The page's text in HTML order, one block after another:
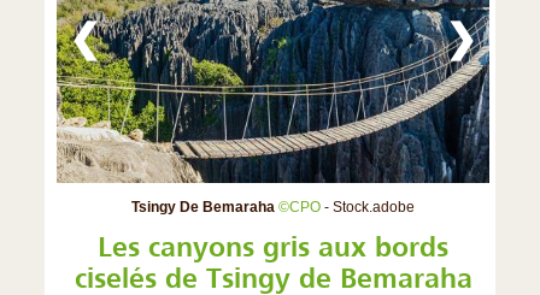
Tsingy De Bemaraha ©CPO - Stock.adobe
❮ ❯
Les canyons gris aux bords
ciselés de Tsingy de Bemaraha